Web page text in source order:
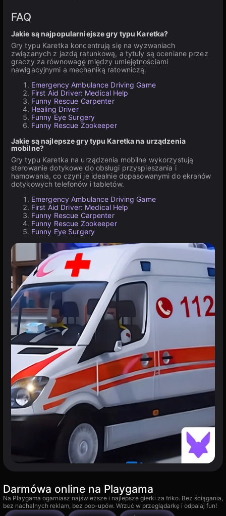
FAQ
Jakie są najpopularniejsze gry typu Karetka?
Gry typu Karetka koncentrują się na wyzwaniach
związanych z jazdą ratunkową, a tytuły są oceniane przez
graczy za równowagę między umiejętnościami
nawigacyjnymi a mechaniką ratowniczą.
Emergency Ambulance Driving Game
First Aid Driver: Medical Help
Funny Rescue Carpenter
Healing Driver
Funny Eye Surgery
Funny Rescue Zookeeper
Jakie są najlepsze gry typu Karetka na urządzenia
mobilne?
Gry typu Karetka na urządzenia mobilne wykorzystują
sterowanie dotykowe do obsługi przyspieszania i
hamowania, co czyni je idealnie dopasowanymi do ekranów
dotykowych telefonów i tabletów.
Emergency Ambulance Driving Game
First Aid Driver: Medical Help
Funny Rescue Carpenter
Funny Rescue Zookeeper
Funny Eye Surgery
Darmówa online na Playgama
Na Playgama ogarniasz najświeższe i najlepsze gierki za friko. Bez ściągania,
bez nachalnych reklam, bez pop-upów. Wrzuć w przeglądarkę i odpalaj fun!